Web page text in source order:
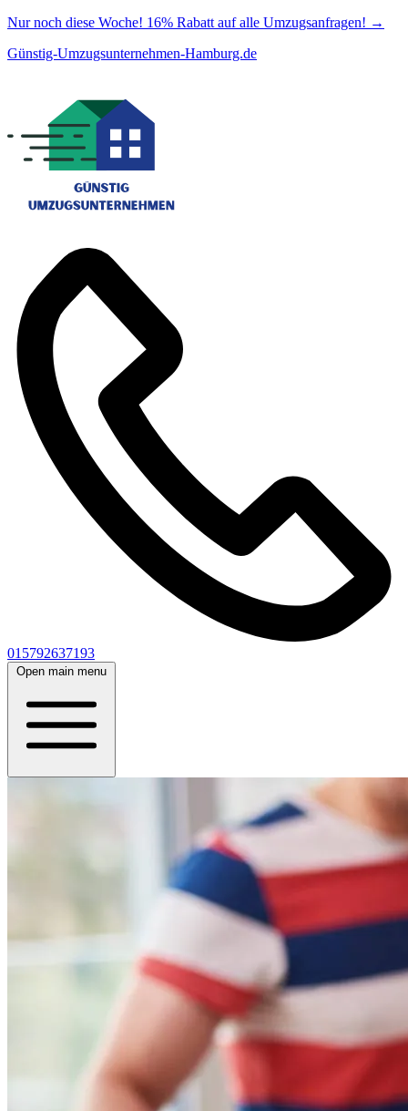
Nur noch diese Woche! 16% Rabatt auf alle Umzugsanfragen! →
Günstig-Umzugsunternehmen-Hamburg.de
015792637193
Open main menu